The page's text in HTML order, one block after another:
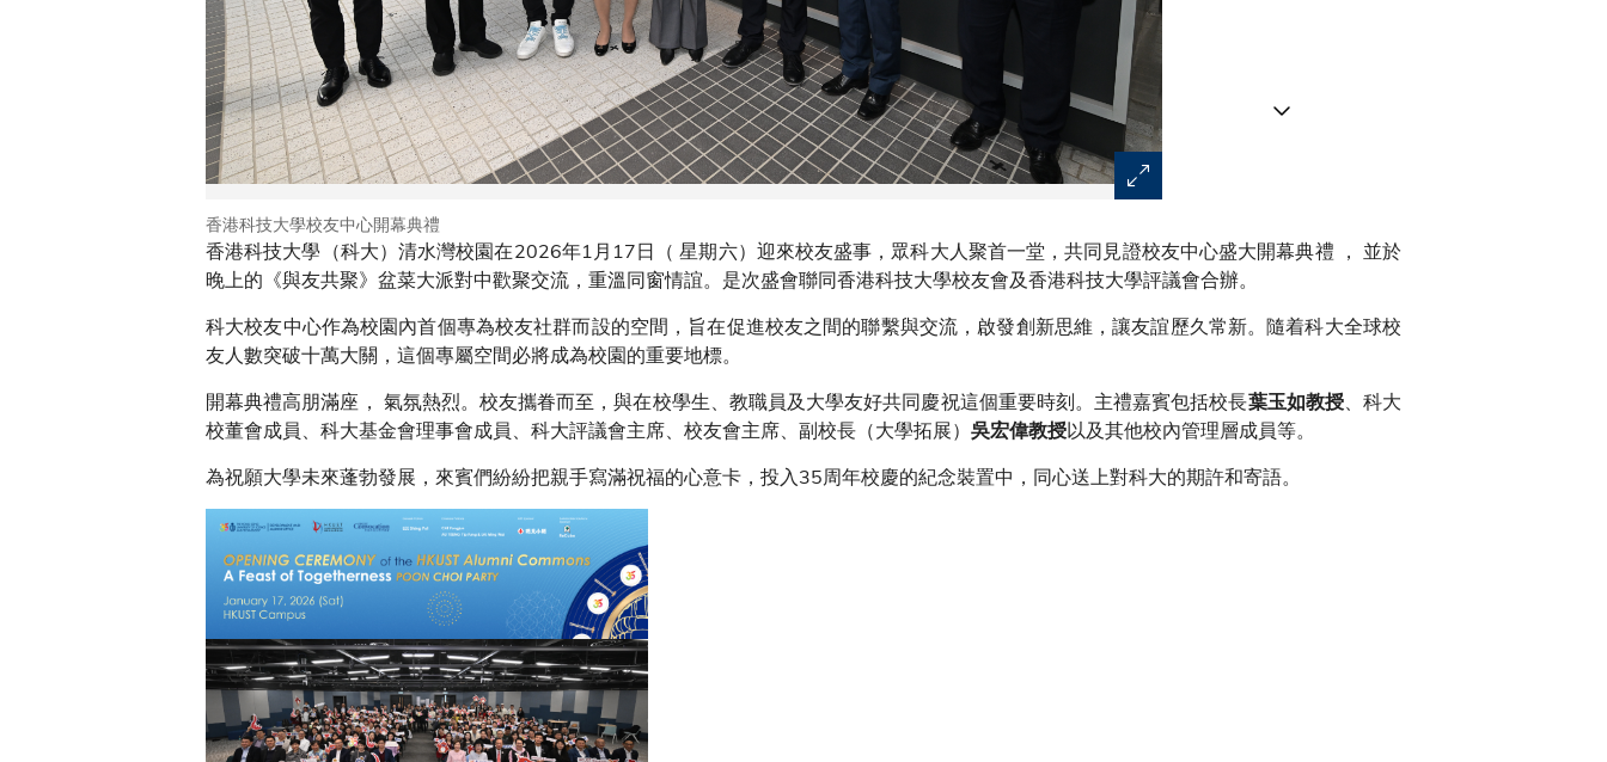
香港科技大學校友中心開幕典禮
香港科技大學（科大）清水灣校園在2026年1月17日（ 星期六）迎來校友盛事，眾科大人聚首一堂，共同見證校友中心盛大開幕典禮 ， 並於
晚上的《與友共聚》盆菜大派對中歡聚交流，重溫同窗情誼。是次盛會聯同香港科技大學校友會及香港科技大學評議會合辦。
科大校友中心作為校園內首個專為校友社群而設的空間，旨在促進校友之間的聯繫與交流，啟發創新思維，讓友誼歷久常新。隨着科大全球校
友人數突破十萬大關，這個專屬空間必將成為校園的重要地標。
開幕典禮高朋滿座， 氣氛熱烈。校友攜眷而至，與在校學生、教職員及大學友好共同慶祝這個重要時刻。主禮嘉賓包括校長葉玉如教授、科大
校董會成員、科大基金會理事會成員、科大評議會主席、校友會主席、副校長（大學拓展） 吳宏偉教授以及其他校內管理層成員等。
為祝願大學未來蓬勃發展，來賓們紛紛把親手寫滿祝福的心意卡，投入35周年校慶的紀念裝置中，同心送上對科大的期許和寄語。